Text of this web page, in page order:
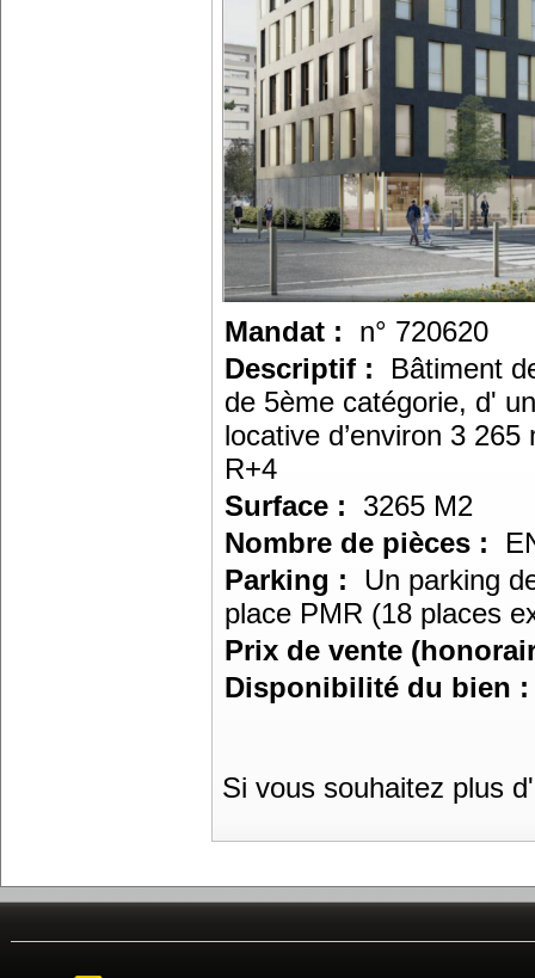
Mandat :
n° 720620
Descriptif :
Bâtiment
de 5ème catégorie, d'
locative d’environ 3
R+4
Surface :
3265 M2
Nombre de pièces :
Parking :
Un parking
place PMR (18 places
Prix de vente
Disponibilité du bien
Si vous souhaitez plus